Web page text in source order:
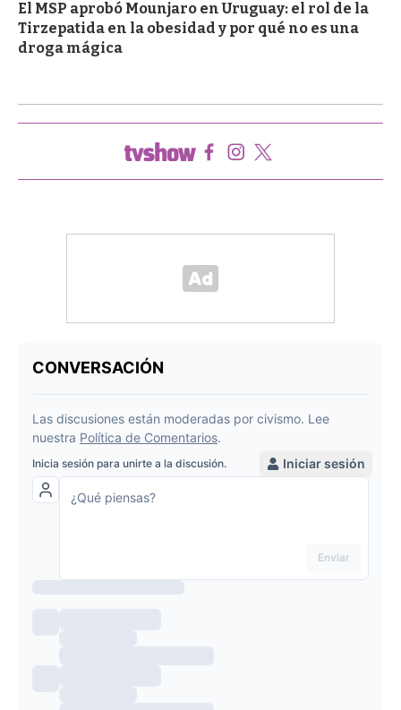
El MSP aprobó Mounjaro en Uruguay: el rol de la
Tirzepatida en la obesidad y por qué no es una
droga mágica